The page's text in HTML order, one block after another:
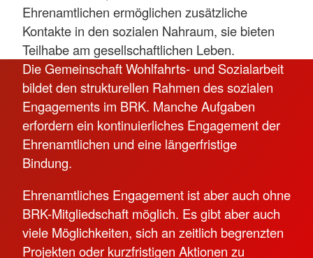
Ehrenamtlichen ermöglichen zusätzliche
Kontakte in den sozialen Nahraum, sie bieten
Teilhabe am gesellschaftlichen Leben.
Die Gemeinschaft Wohlfahrts- und Sozialarbeit
bildet den strukturellen Rahmen des sozialen
Engagements im BRK. Manche Aufgaben
erfordern ein kontinuierliches Engagement der
Ehrenamtlichen und eine längerfristige
Bindung.
Ehrenamtliches Engagement ist aber auch ohne
BRK-Mitgliedschaft möglich. Es gibt aber auch
viele Möglichkeiten, sich an zeitlich begrenzten
Projekten oder kurzfristigen Aktionen zu